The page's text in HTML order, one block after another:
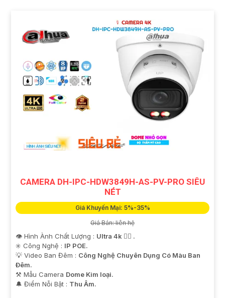
năng thông minh và độ tin cậy.💖5:Nếu bạn muốn tìm
camera Dahua giá rẻ, bạn có thể tham khảo trên các
website thương mại điện tử hoặc tại các cửa hàng điện
Hy vọng rằng những thông tin trên sẽ giúp bạn chọn
lựa được Camera Dahua chính hãng, giá rẻ và chất
lượng. Nếu bạn có thêm câu hỏi hoặc cần tư vấn thêm,
đừng ngần ngại để lại Cung cấp cho công trình biết.
CAMERA DH-IPC-HDW3849H-AS-PV-PRO SIÊU
NÉT
Giá Khuyến Mại: 5%-35%
Giá Bán: liên hệ
👁 Hình Ành Chất Lượng : Ultra 4k 👍🏾 .
✳️ Công Nghệ : IP POE.
💡 Video Ban Đêm : Công Nghệ Chuyên Dụng Có Màu Ban
Ðêm.
⚒ Mẫu Camera Dome Kim loại.
️🔔 Điểm Nỗi Bật : Thu Âm.